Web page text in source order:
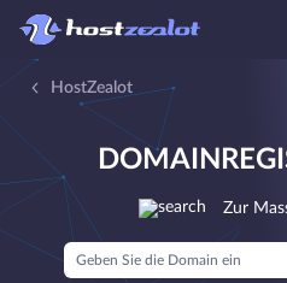
HostZealot
Zur